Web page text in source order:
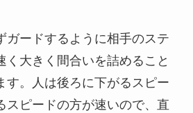
ガードするように相手のステ
く大きく間合いを詰めること
す。人は後ろに下がるスピー
スピードの方が速いので、直